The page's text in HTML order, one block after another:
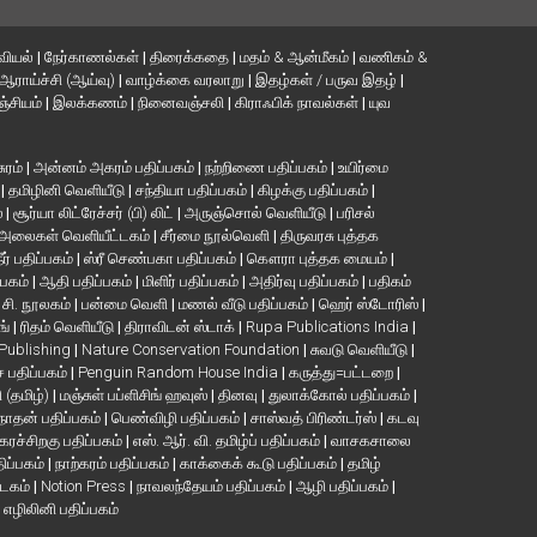
| நேர்காணல்கள் | திரைக்கதை | மதம் & ஆன்மீகம் | வணிகம் &
ஆராய்ச்சி (ஆய்வு) | வாழ்க்கை வரலாறு | இதழ்கள் / பருவ இதழ் |
| இலக்கணம் | நினைவஞ்சலி | கிராஃபிக் நாவல்கள் | யுவ
| அன்னம் அகரம் பதிப்பகம் | நற்றிணை பதிப்பகம் | உயிர்மை
| தமிழினி வெளியீடு | சந்தியா பதிப்பகம் | கிழக்கு பதிப்பகம் |
| சூர்யா லிட்ரேச்சர் (பி) லிட் | அருஞ்சொல் வெளியீடு | பரிசல்
வெளியீட்டகம் | சீர்மை நூல்வெளி | திருவரசு புத்தக
பதிப்பகம் | ஸ்ரீ செண்பகா பதிப்பகம் | கௌரா புத்தக மையம் |
| ஆதி பதிப்பகம் | மிளிர் பதிப்பகம் | அதிர்வு பதிப்பகம் | பதிகம்
நூலகம் | பன்மை வெளி | மணல் வீடு பதிப்பகம் | ஹெர் ஸ்டோரிஸ் |
| ரிதம் வெளியீடு | திராவிடன் ஸ்டாக் | Rupa Publications India |
| Nature Conservation Foundation | சுவடு வெளியீடு |
| Penguin Random House India | கருத்து=பட்டறை |
(தமிழ்) | மஞ்சுள் பப்ளிசிங் ஹவுஸ் | தினவு | துலாக்கோல் பதிப்பகம் |
பதிப்பகம் | பெண்விழி பதிப்பகம் | சாஸ்வத் பிரிண்டர்ஸ் | கடவு
பதிப்பகம் | எஸ். ஆர். வி. தமிழ்ப் பதிப்பகம் | வாசகசாலை
| நாற்கரம் பதிப்பகம் | காக்கைக் கூடு பதிப்பகம் | தமிழ்
| Notion Press | நாவலந்தேயம் பதிப்பகம் | ஆழி பதிப்பகம் |
எழிலினி பதிப்பகம்